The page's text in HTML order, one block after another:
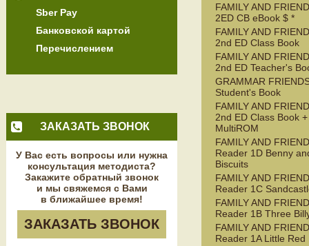
Sber Pay
Банковской картой
Перечислением
ЗАКАЗАТЬ ЗВОНОК
У Вас есть вопросы или нужна
консультация методиста?
Закажите обратный звонок
и мы свяжемся с Вами
в ближайшее время!
ЗАКАЗАТЬ ЗВОНОК
FAMILY AND
2ED CB eBook $ *
FAMILY AND
2nd ED Class Book
FAMILY AND
2nd ED Teacher's
GRAMMAR
Student's Book
FAMILY AND
2nd ED Class Book +
MultiROM
FAMILY AND
Reader 1D Benny
Biscuits
FAMILY AND
Reader 1C
FAMILY AND
Reader 1B Three
FAMILY AND
Reader 1A Little Red